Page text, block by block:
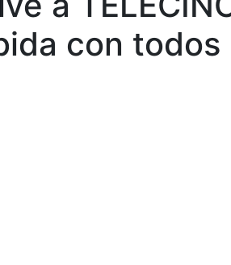
con todos